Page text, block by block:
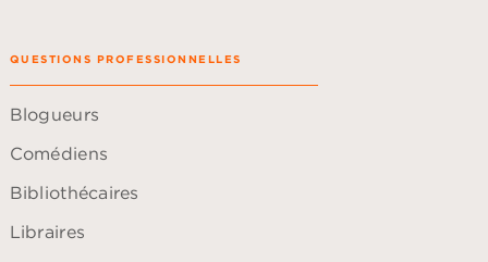
QUESTIONS PROFESSIONNELLES
Blogueurs
Comédiens
Bibliothécaires
Libraires